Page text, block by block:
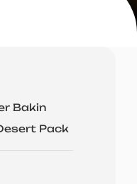
Bakin
Pack